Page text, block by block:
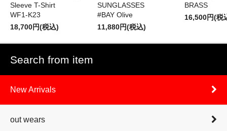
Sleeve T-Shirt
WF1-K23
18,700円(税込)
SUNGLASSES
#BAY Olive
11,880円(税込)
BRASS
16,500円(税
Search from item
New Arrivals
out wears